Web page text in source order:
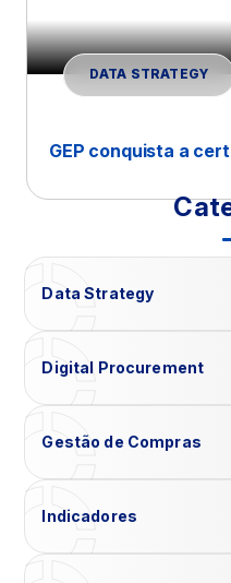
DATA STRATEGY
GEP conquista a
Data Strategy
Digital Procurement
Gestão de Compras
Indicadores